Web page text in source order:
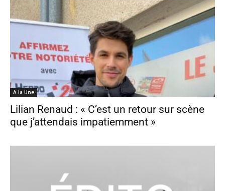
A la Une
Lilian Renaud : « C’est un retour sur scène
que j’attendais impatiemment »